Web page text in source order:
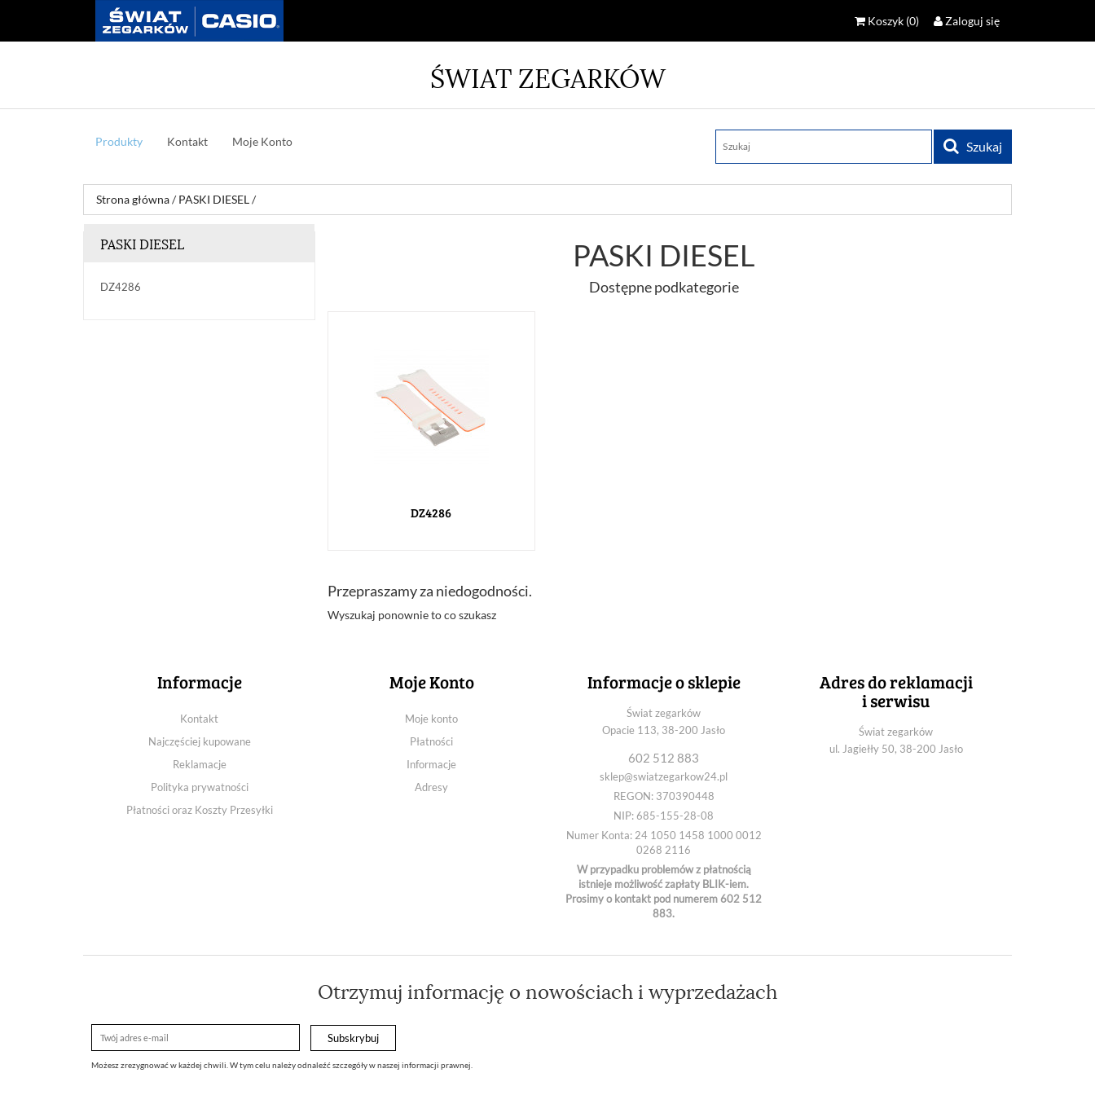
Koszyk (0) Zaloguj się
ŚWIAT ZEGARKÓW
Produkty Kontakt Moje Konto Szukaj
Strona główna/ PASKI DIESEL/
PASKI DIESEL
DZ4286
PASKI DIESEL
Dostępne podkategorie
DZ4286
Przepraszamy za niedogodności.
Wyszukaj ponownie to co szukasz
Informacje
Kontakt
Najczęściej kupowane
Reklamacje
Polityka prywatności
Płatności oraz Koszty Przesyłki
Moje Konto
Moje konto
Płatności
Informacje
Adresy
Informacje o sklepie
Świat zegarków
Opacie 113, 38-200 Jasło
602 512 883
sklep@swiatzegarkow24.pl
REGON: 370390448
NIP: 685-155-28-08
Numer Konta: 24 1050 1458 1000 0012
0268 2116
W przypadku problemów z płatnością
istnieje możliwość zapłaty BLIK-iem.
Prosimy o kontakt pod numerem 602 512
883.
Adres do reklamacji
i serwisu
Świat zegarków
ul. Jagiełły 50, 38-200 Jasło
Otrzymuj informację o nowościach i wyprzedażach
Możesz zrezygnować w każdej chwili. W tym celu należy odnaleźć szczegóły w naszej informacji prawnej.